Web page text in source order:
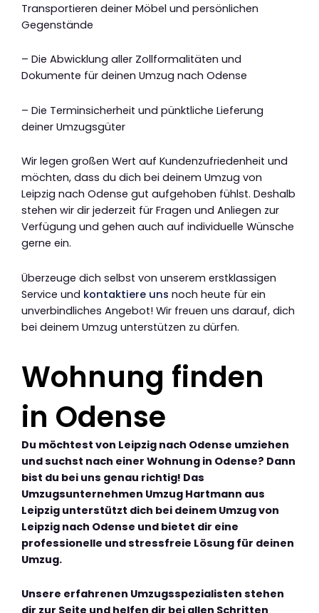
Transportieren deiner Möbel und persönlichen
Gegenstände
– Die Abwicklung aller Zollformalitäten und
Dokumente für deinen Umzug nach Odense
– Die Terminsicherheit und pünktliche Lieferung
deiner Umzugsgüter
Wir legen großen Wert auf Kundenzufriedenheit und
möchten, dass du dich bei deinem Umzug von
Leipzig nach Odense gut aufgehoben fühlst. Deshalb
stehen wir dir jederzeit für Fragen und Anliegen zur
Verfügung und gehen auch auf individuelle Wünsche
gerne ein.
Überzeuge dich selbst von unserem erstklassigen
Service und kontaktiere uns noch heute für ein
unverbindliches Angebot! Wir freuen uns darauf, dich
bei deinem Umzug unterstützen zu dürfen.
Wohnung finden
in Odense
Du möchtest von Leipzig nach Odense umziehen
und suchst nach einer Wohnung in Odense? Dann
bist du bei uns genau richtig! Das
Umzugsunternehmen Umzug Hartmann aus
Leipzig unterstützt dich bei deinem Umzug von
Leipzig nach Odense und bietet dir eine
professionelle und stressfreie Lösung für deinen
Umzug.
Unsere erfahrenen Umzugsspezialisten stehen